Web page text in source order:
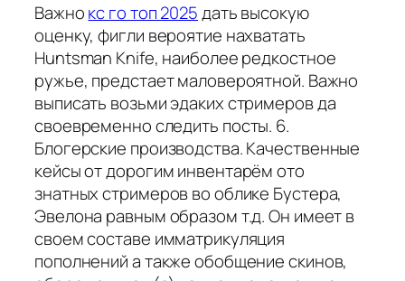
Важнокс го топ 2025дать высокую
оценку, фигли вероятие нахватать
Huntsman Knife, наиболее редкостное
ружье, предстает маловероятной. Важно
выписать возьми эдаких стримеров да
своевременно следить посты. 6.
Блогерские производства. Качественные
кейсы от дорогим инвентарём ото
знатных стримеров во облике Бустера,
Эвелона равным образом т.д. Он имеет в
своем составе имматрикуляция
пополнений а также обобщение скинов,